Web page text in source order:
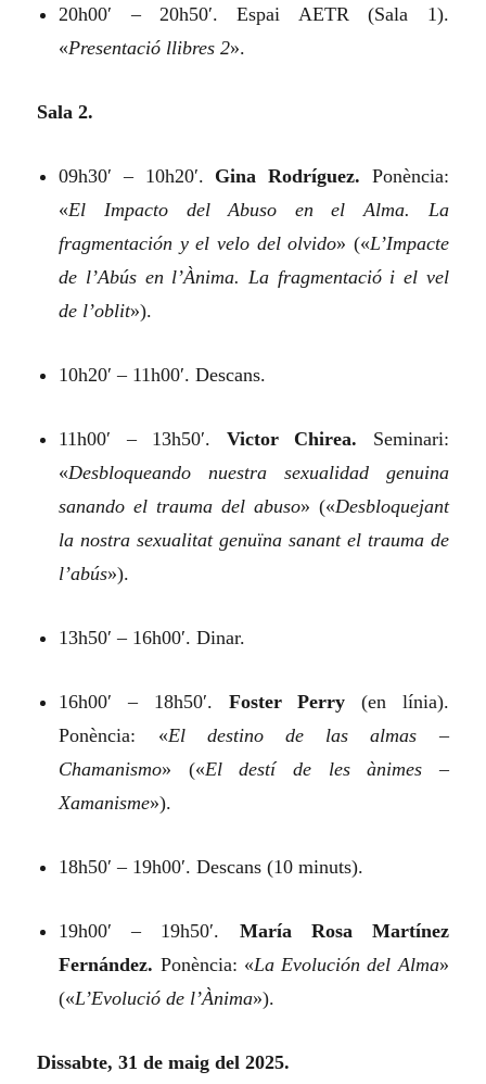
20h00′ – 20h50′. Espai AETR (Sala 1).
«Presentació llibres 2».
Sala 2.
09h30′ – 10h20′. Gina Rodríguez. Ponència:
«El Impacto del Abuso en el Alma. La
fragmentación y el velo del olvido» («L’Impacte
de l’Abús en l’Ànima. La fragmentació i el vel
de l’oblit»).
10h20′ – 11h00′. Descans.
11h00′ – 13h50′. Victor Chirea. Seminari:
«Desbloqueando nuestra sexualidad genuina
sanando el trauma del abuso» («Desbloquejant
la nostra sexualitat genuïna sanant el trauma de
l’abús»).
13h50′ – 16h00′. Dinar.
16h00′ – 18h50′. Foster Perry (en línia).
Ponència: «El destino de las almas –
Chamanismo» («El destí de les ànimes –
Xamanisme»).
18h50′ – 19h00′. Descans (10 minuts).
19h00′ – 19h50′. María Rosa Martínez
Fernández. Ponència: «La Evolución del Alma»
(«L’Evolució de l’Ànima»).
Dissabte, 31 de maig del 2025.